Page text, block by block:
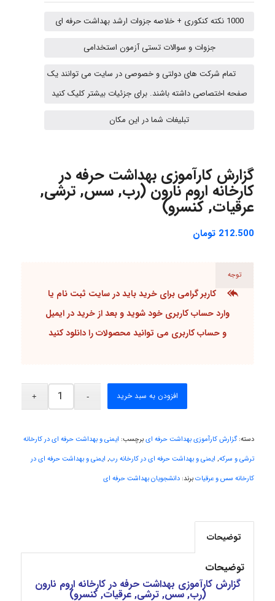
Sara
vali
HaddadiMahsa
USER124
malekf
1000 نکته کنکوری + خلاصه جزوات ارشد بهداشت حرفه ای
جزوات و سوالات تستی آزمون استخدامی
تمام شرکت های دولتی و خصوصی در سایت می توانند یک
صفحه اختصاصی داشته باشند. برای جزئیات بیشتر کلیک کنید
تبلیغات شما در این مکان
گزارش کارآموزی بهداشت حرفه در
کارخانه اروم نارون (رب, سس, ترشی,
عرقیات, کنسرو)
212.500 تومان
توجه
کاربر گرامی برای خرید باید در سایت ثبت نام یا
وارد حساب کاربری خود شوید و بعد از خرید در ایمیل
و حساب کاربری می توانید محصولات را دانلود کنید
افزودن به سبد خرید
دسته:گزارش کارآموزی بهداشت حرفه ای برچسب: ایمنی و بهداشت حرفه ای در کارخانه
ترشی و سرکه, ایمنی و بهداشت حرفه ای در کارخانه رب, ایمنی و بهداشت حرفه ای در
کارخانه سس و عرقیات برند: دانشجویان بهداشت حرفه ای
توضیحات
توضیحات
گزارش کارآموزی بهداشت حرفه در کارخانه اروم نارون
(رب, سس, ترشی, عرقیات, کنسرو)